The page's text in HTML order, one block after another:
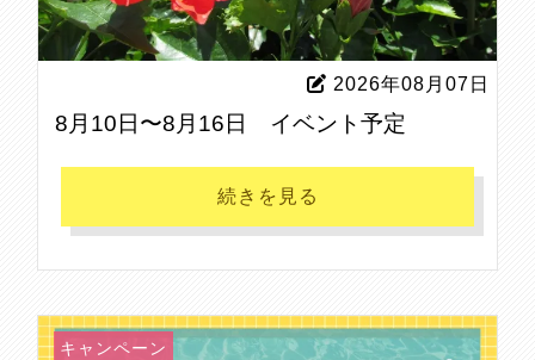
2026年08月07日
8月10日〜8月16日 イベント予定
続きを見る
キャンペーン